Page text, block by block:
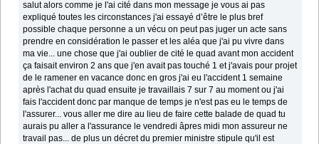
salut alors comme je l'ai cité dans mon message je vous ai pas
expliqué toutes les circonstances j'ai essayé d’être le plus bref
possible chaque personne a un vécu on peut pas juger un acte sans
prendre en considération le passer et les aléa que j'ai pu vivre dans
ma vie... une chose que j'ai oublier de cité le quad avant mon accident
ça faisait environ 2 ans que j'en avait pas touché 1 et j'avais pour projet
de le ramener en vacance donc en gros j'ai eu l'accident 1 semaine
après l'achat du quad ensuite je travaillais 7 sur 7 au moment ou j'ai
fais l'accident donc par manque de temps je n'est pas eu le temps de
l'assurer... vous aller me dire au lieu de faire cette balade de quad tu
aurais pu aller a l'assurance le vendredi âpres midi mon assureur ne
travail pas... de plus un décret du premier ministre stipule qu'il est